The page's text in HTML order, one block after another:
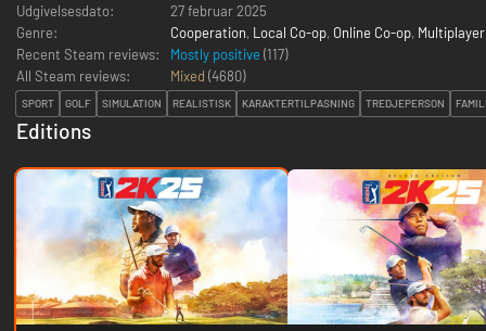
Udgivelsesdato:
27 februar 2025
Genre:
Cooperation, Local Co-op, Online Co-op, Multiplayer
Recent Steam reviews:
Mostly positive (117)
All Steam reviews:
Mixed (4680)
SPORT GOLF SIMULATION REALISTISK KARAKTERTILPASNING TREDJEPERSON
Editions